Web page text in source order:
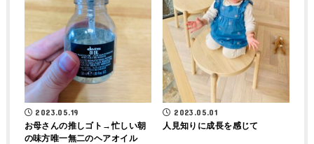
2023.05.19
お母さんの推しゴト→忙しい朝
の味方唯一無二のヘアオイル
2023.05.01
人見知りに成長を感じて